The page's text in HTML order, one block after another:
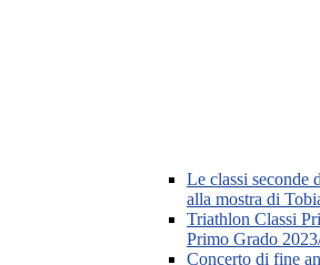
Le classi seconde
alla mostra di
Triathlon Classi
Primo Grado
Concerto di fine